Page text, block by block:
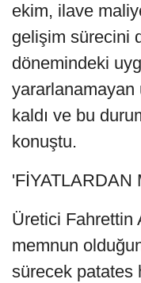
ekim, ilave
gelişim sürecini
dönemindeki
yararlanamayan
kaldı ve bu
konuştu.
'FİYATLARDAN
Üretici Fahrettin
memnun
sürecek patates